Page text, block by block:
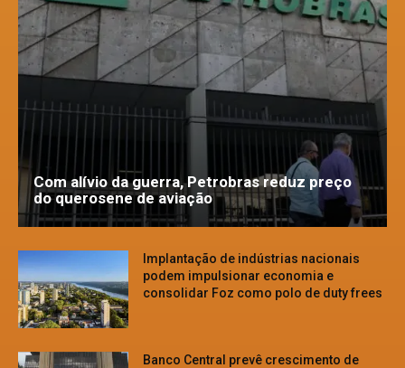
Com alívio da guerra, Petrobras reduz preço
do querosene de aviação
Implantação de indústrias nacionais
podem impulsionar economia e
consolidar Foz como polo de duty frees
Banco Central prevê crescimento de